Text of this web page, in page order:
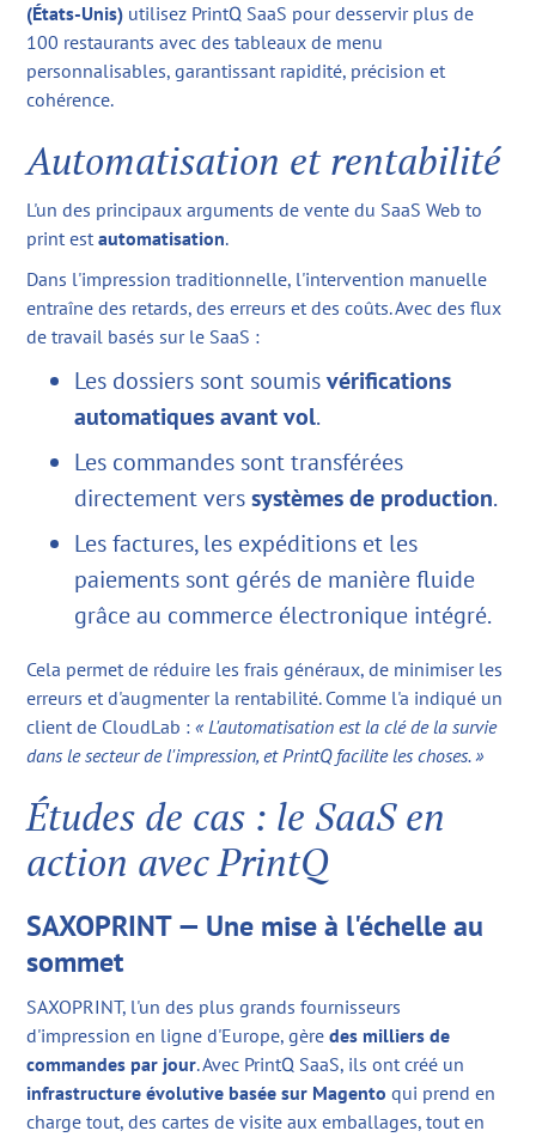
(États-Unis) utilisez PrintQ SaaS pour desservir plus de
100 restaurants avec des tableaux de menu
personnalisables, garantissant rapidité, précision et
cohérence.
Automatisation et rentabilité
L'un des principaux arguments de vente du SaaS Web to
print estautomatisation.
Dans l'impression traditionnelle, l'intervention manuelle
entraîne des retards, des erreurs et des coûts. Avec des flux
de travail basés sur le SaaS :
Les dossiers sont soumisvérifications
automatiques avant vol.
Les commandes sont transférées
directement verssystèmes de production.
Les factures, les expéditions et les
paiements sont gérés de manière fluide
grâce au commerce électronique intégré.
Cela permet de réduire les frais généraux, de minimiser les
erreurs et d'augmenter la rentabilité. Comme l'a indiqué un
client de CloudLab :« L'automatisation est la clé de la survie
dans le secteur de l'impression, et PrintQ facilite les choses. »
Études de cas : le SaaS en
action avec PrintQ
SAXOPRINT — Une mise à l'échelle au
sommet
SAXOPRINT, l'un des plus grands fournisseurs
d'impression en ligne d'Europe, gèredes milliers de
commandes par jour. Avec PrintQ SaaS, ils ont créé un
infrastructure évolutive basée sur Magento qui prend en
charge tout, des cartes de visite aux emballages, tout en